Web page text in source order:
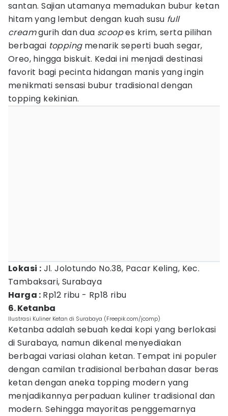
santan. Sajian utamanya memadukan bubur ketan
hitam yang lembut dengan kuah susu full
creamgurih dan dua scoopes krim, serta pilihan
berbagai toppingmenarik seperti buah segar,
Oreo, hingga biskuit. Kedai ini menjadi destinasi
favorit bagi pecinta hidangan manis yang ingin
menikmati sensasi bubur tradisional dengan
topping kekinian.
Lokasi : Jl. Jolotundo No.38, Pacar Keling, Kec.
Tambaksari, Surabaya
Harga : Rp12 ribu - Rp18 ribu
6. Ketanba
Ilustrasi Kuliner Ketan di Surabaya (Freepik.com/jcomp)
Ketanba adalah sebuah kedai kopi yang berlokasi
di Surabaya, namun dikenal menyediakan
berbagai variasi olahan ketan. Tempat ini populer
dengan camilan tradisional berbahan dasar beras
ketan dengan aneka topping modern yang
menjadikannya perpaduan kuliner tradisional dan
modern. Sehingga mayoritas penggemarnya